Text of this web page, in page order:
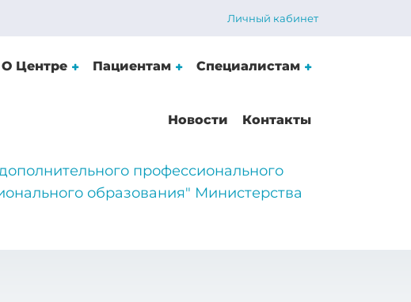
Личный кабинет
О Центре Пациентам Специалистам
Новости Контакты
профессионального
образования" Министерства